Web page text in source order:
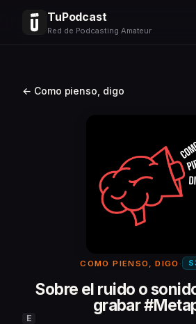
TuPodcast
Red de Podcasting Amateur
← Como pienso, digo
COMO PIENSO, DIGO ·
Sobre el ruido o
grabar
E